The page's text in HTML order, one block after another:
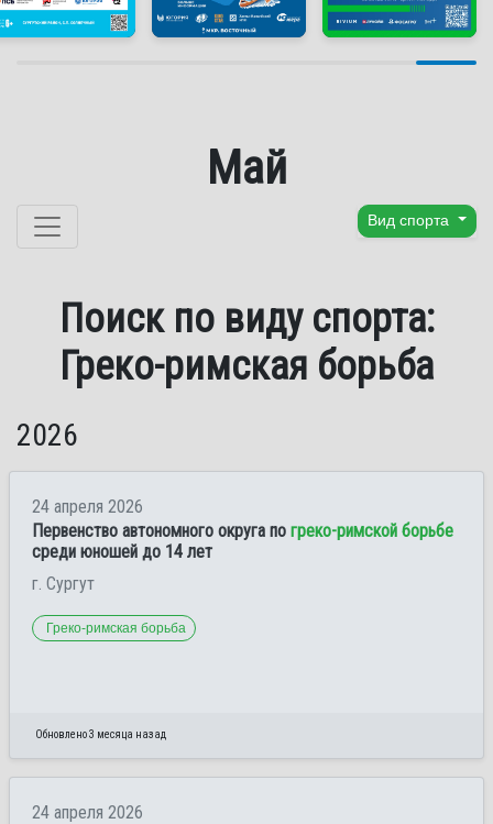
Май
Перейти к содержанию Вид спорта
Поиск по виду спорта:
Греко-римская борьба
2026
24 апреля 2026
Первенство автономного округа по греко-римской борьбе
среди юношей до 14 лет
г. Сургут
Греко-римская борьба
Обновлено 3 месяца назад
24 апреля 2026